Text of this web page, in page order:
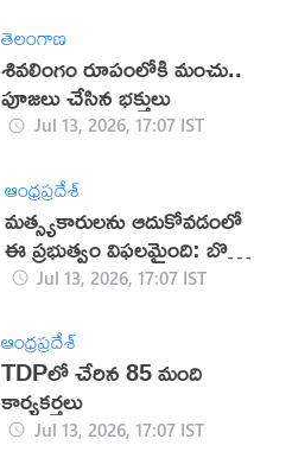
తెలంగాణ
శివలింగం రూపంలోకి మంచు..
పూజలు చేసిన భక్తులు
Jul 13, 2026, 17:07 IST
ఆంధ్రప్రదేశ్
మత్స్యకారులను ఆదుకోవడంలో
ఈ ప్రభుత్వం విఫలమైంది: బొత్స
సత్యనారాయణ
Jul 13, 2026, 17:07 IST
ఆంధ్రప్రదేశ్
TDPలో చేరిన 85 మంది
కార్యకర్తలు
Jul 13, 2026, 17:07 IST